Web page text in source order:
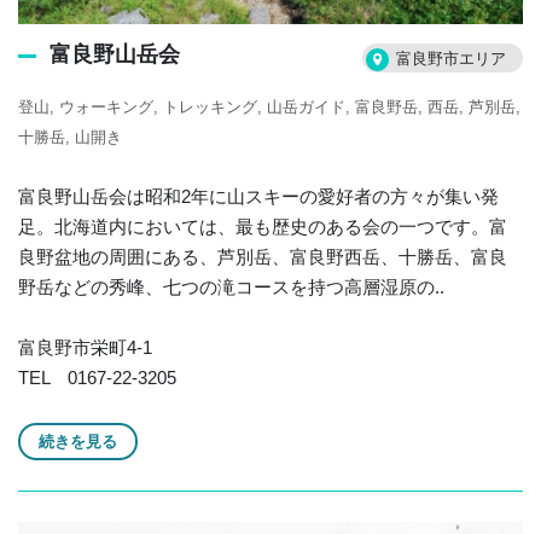
富良野山岳会 富良野市エリア
登山 ウォーキング トレッキング 山岳ガイド 富良野岳 西岳 芦別岳
十勝岳 山開き
富良野山岳会は昭和2年に山スキーの愛好者の方々が集い発
足。北海道内においては、最も歴史のある会の一つです。富
良野盆地の周囲にある、芦別岳、富良野西岳、十勝岳、富良
野岳などの秀峰、七つの滝コースを持つ高層湿原の..
富良野市栄町4-1
TEL 0167-22-3205
続きを見る